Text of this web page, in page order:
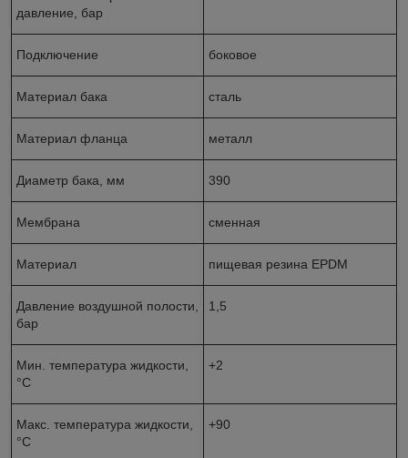
давление, бар
Подключение боковое
Материал бака сталь
Материал фланца металл
Диаметр бака, мм 390
Мембрана сменная
Материал пищевая резина EPDM
Давление воздушной полости,
бар
1,5
Мин. температура жидкости,
°С
+2
Макс. температура жидкости,
°С
+90